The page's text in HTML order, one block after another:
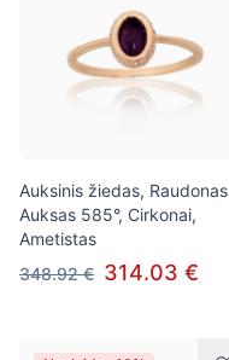
Auksinis žiedas, Raudonas
Auksas 585°, Cirkonai,
Ametistas
348.92 € 314.03 €